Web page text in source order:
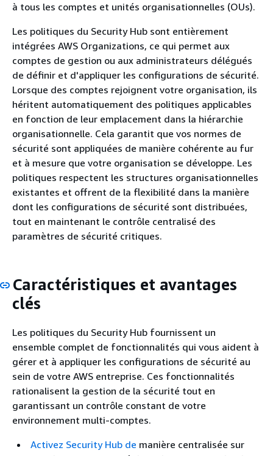
à tous les comptes et unités organisationnelles (OUs).
Les politiques du Security Hub sont entièrement
intégrées AWS Organizations, ce qui permet aux
comptes de gestion ou aux administrateurs délégués
de définir et d'appliquer les configurations de sécurité.
Lorsque des comptes rejoignent votre organisation, ils
héritent automatiquement des politiques applicables
en fonction de leur emplacement dans la hiérarchie
organisationnelle. Cela garantit que vos normes de
sécurité sont appliquées de manière cohérente au fur
et à mesure que votre organisation se développe. Les
politiques respectent les structures organisationnelles
existantes et offrent de la flexibilité dans la manière
dont les configurations de sécurité sont distribuées,
tout en maintenant le contrôle centralisé des
paramètres de sécurité critiques.
Caractéristiques et avantages
clés
Les politiques du Security Hub fournissent un
ensemble complet de fonctionnalités qui vous aident à
gérer et à appliquer les configurations de sécurité au
sein de votre AWS entreprise. Ces fonctionnalités
rationalisent la gestion de la sécurité tout en
garantissant un contrôle constant de votre
environnement multi-comptes.
Activez Security Hub de manière centralisée sur